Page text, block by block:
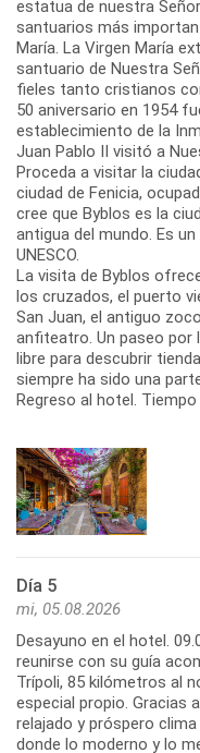
estatua de nuestra
santuarios más
María. La Virgen María
santuario de Nuestra
fieles tanto cristianos
50 aniversario en 1954
establecimiento de la
Juan Pablo II visitó a
Proceda a visitar la
ciudad de Fenicia,
cree que Byblos es la
antigua del mundo. Es
UNESCO.
La visita de Byblos
los cruzados, el puerto
San Juan, el antiguo
anfiteatro. Un paseo por
libre para descubrir
siempre ha sido una
Regreso al hotel.
Día 5
mi, 05.08.2026
Desayuno en el hotel.
reunirse con su guía
Trípoli, 85 kilómetros al
especial propio. Gracias
relajado y próspero
donde lo moderno y lo